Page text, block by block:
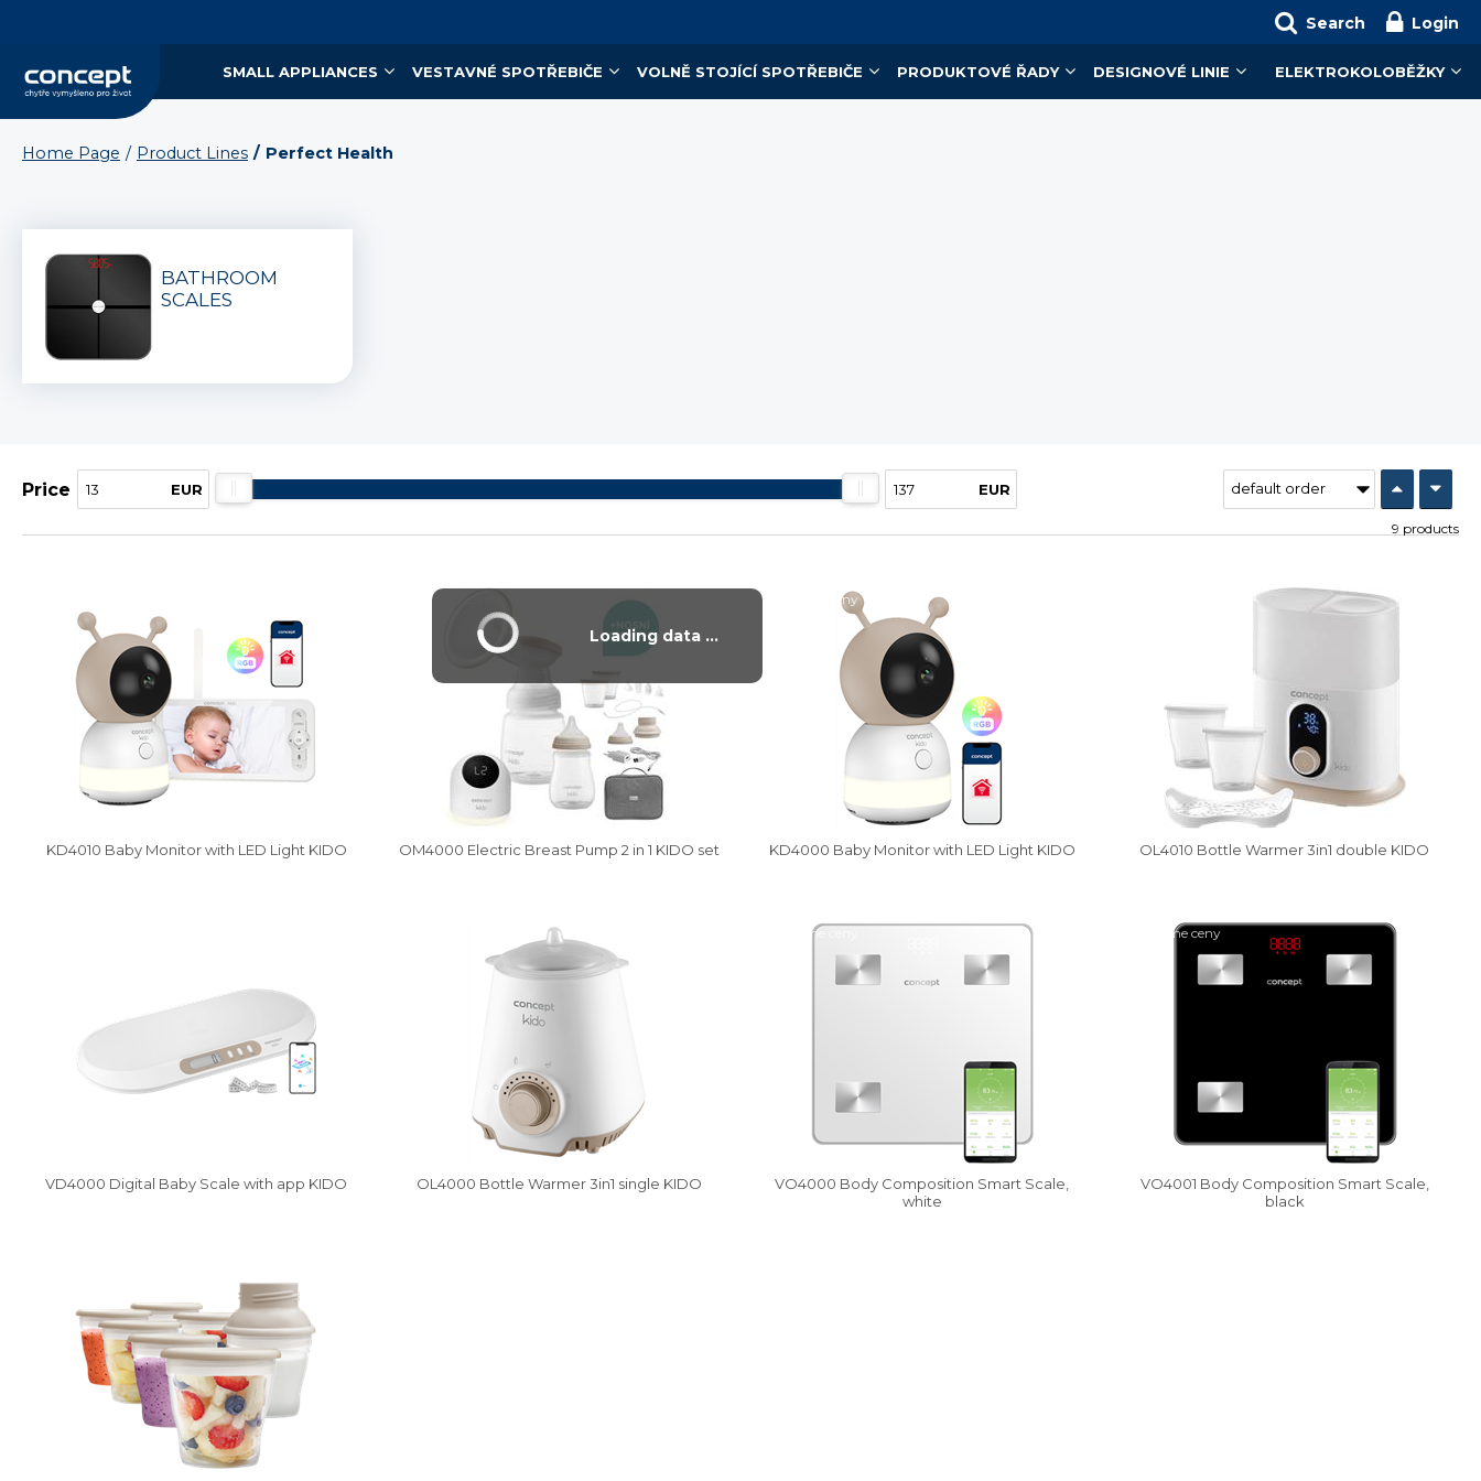
Login
Search
ELEKTROKOLOBĚŽKY
DESIGNOVÉ LINIE
PRODUKTOVÉ ŘADY
VOLNĚ STOJÍCÍ SPOTŘEBIČE
VESTAVNÉ SPOTŘEBIČE
SMALL APPLIANCES
Home Page Product Lines Perfect Health
BATHROOM
SCALES
Price EUR EUR
9 products
KD4010 Baby Monitor with LED Light KIDO OM4000 Electric Breast Pump 2 in 1 KIDO set
Vysáváme ceny
KD4000 Baby Monitor with LED Light KIDO
Vysáváme ceny
OL4010 Bottle Warmer 3in1 double KIDO
VD4000 Digital Baby Scale with app KIDO OL4000 Bottle Warmer 3in1 single KIDO
VO4000 Body Composition Smart Scale,
white
Vysáváme ceny
VO4001 Body Composition Smart Scale,
black
Vysáváme ceny
Loading data ...